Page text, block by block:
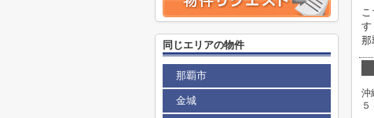
す
那
沖
５
同じエリアの物件
那覇市
金城